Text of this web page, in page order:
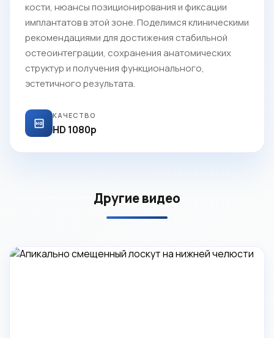
кости, нюансы позиционирования и фиксации
имплантатов в этой зоне. Поделимся клиническими
рекомендациями для достижения стабильной
остеоинтеграции, сохранения анатомических
структур и получения функционального,
эстетичного результата.
КАЧЕСТВО
HD 1080p
Другие видео